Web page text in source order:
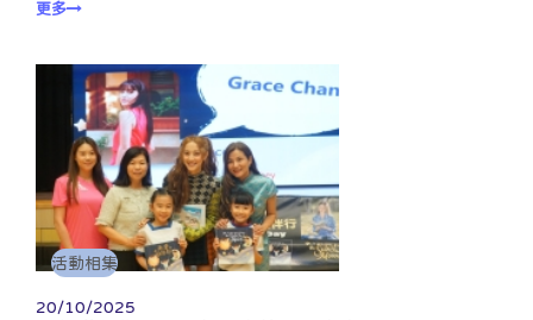
更多
活動相集
20/10/2025